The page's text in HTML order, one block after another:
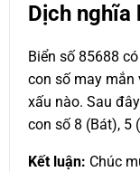
Dịch nghĩa
Biển số 85688
con số may mắn
xấu nào. Sau
con số 8 (Bát), 5
Kết luận: Chúc